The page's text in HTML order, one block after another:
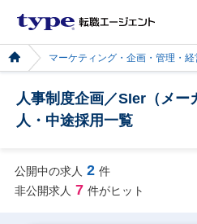
マーケティング・企画・管理・経
人事制度企画／SIer（メー
人・中途採用一覧
公開中の求人 2 件
非公開求人 7 件がヒット